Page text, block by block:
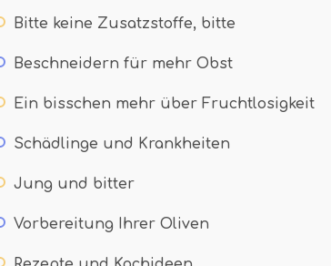
Bitte keine Zusatzstoffe, bitte
Beschneidern für mehr Obst
Ein bisschen mehr über Fruchtlosigkeit
Schädlinge und Krankheiten
Jung und bitter
Vorbereitung Ihrer Oliven